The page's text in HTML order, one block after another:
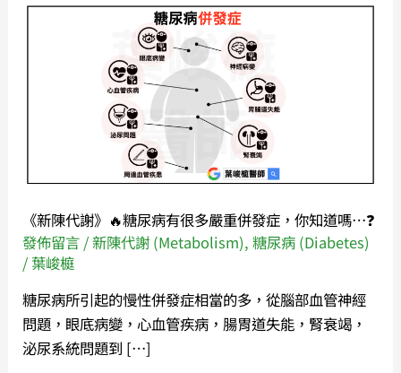
《新陳代謝》🔥糖尿病有很多嚴重併發症，你知道嗎…❓
發佈留言 /新陳代謝 (Metabolism),糖尿病 (Diabetes)
/ 葉峻榳
糖尿病所引起的慢性併發症相當的多，從腦部血管神經
問題，眼底病變，心血管疾病，腸胃道失能，腎衰竭，
泌尿系統問題到 […]
《新
病
很
多
嚴
重
併
發